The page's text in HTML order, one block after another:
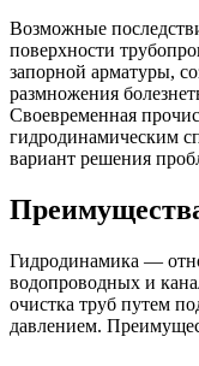
Возможные
поверхности
запорной арматуры,
размножения
Своевременная
гидродинамическим
вариант решения
Гидродинамика —
водопроводных и
очистка труб путем
давлением.